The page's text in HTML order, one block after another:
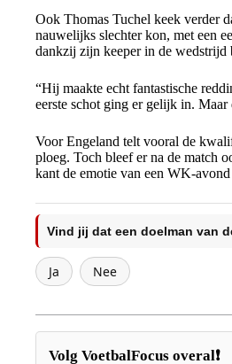
Ook Thomas Tuchel keek verder
nauwelijks slechter kon, met een
dankzij zijn keeper in de wedstrijd
“Hij maakte echt fantastische
eerste schot ging er gelijk in.
Voor Engeland telt vooral de
ploeg. Toch bleef er na de match
kant de emotie van een WK-avond
Vind jij dat een doelman van
Ja Nee
Volg VoetbalFocus overal❗